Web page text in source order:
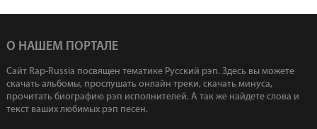
О НАШЕМ ПОРТАЛЕ
Сайт Rap-Russia посвящен тематике Русский рэп. Здесь вы можете
скачать альбомы, прослушать онлайн треки, скачать минуса,
прочитать биографию рэп исполнителей. А так же найдете слова и
текст ваших любимых рэп песен.